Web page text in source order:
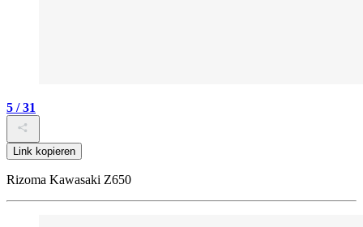
5 / 31
Link kopieren
Rizoma Kawasaki Z650